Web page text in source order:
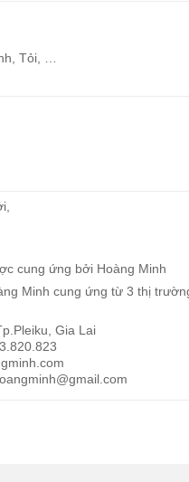
Tỏi, …
cung ứng bởi Hoàng Minh
Minh cung ứng từ 3 thị
Gia Lai